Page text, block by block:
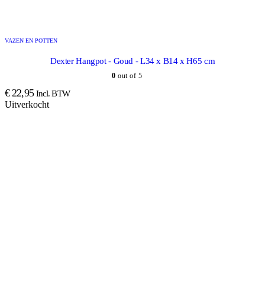
VAZEN EN POTTEN
Dexter Hangpot - Goud - L34 x B14 x H65 cm
0 out of 5
€22,95 Incl. BTW
Uitverkocht